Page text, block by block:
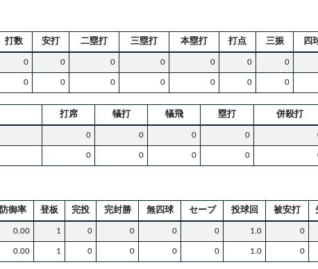
打数 安打 二塁打 三塁打 本塁打 打点 三振 四
0 0 0 0 0 0 0
0 0 0 0 0 0 0
打席 犠打 犠飛 塁打 併殺打
0 0 0 0
0 0 0 0
防御率 登板 完投 完封勝 無四球 セーブ 投球回 被安打
0.00 1 0 0 0 0 1.0 0
0.00 1 0 0 0 0 1.0 0